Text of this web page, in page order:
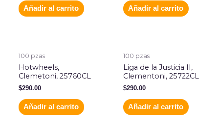
Añadir al carrito Añadir al carrito
100 pzas
Hotwheels,
Clemetoni, 25760CL
$290.00
Añadir al carrito
100 pzas
Liga de la Justicia II,
Clementoni, 25722CL
$290.00
Añadir al carrito